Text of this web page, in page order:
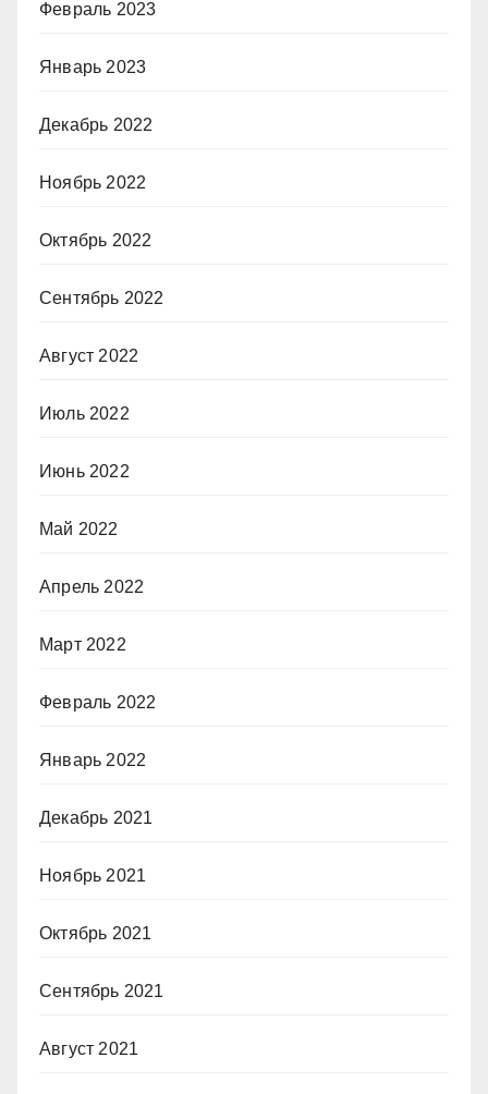
Февраль 2023
Январь 2023
Декабрь 2022
Ноябрь 2022
Октябрь 2022
Сентябрь 2022
Август 2022
Июль 2022
Июнь 2022
Май 2022
Апрель 2022
Март 2022
Февраль 2022
Январь 2022
Декабрь 2021
Ноябрь 2021
Октябрь 2021
Сентябрь 2021
Август 2021